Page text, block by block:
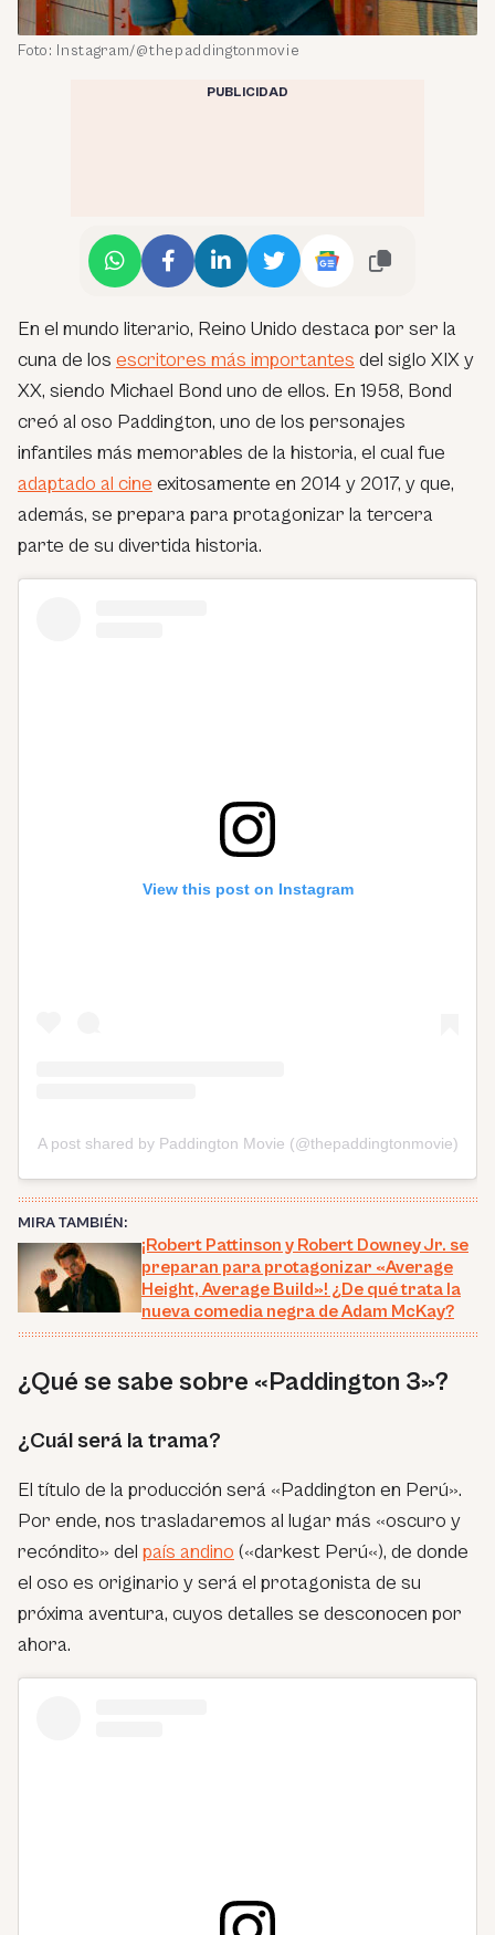
Foto: Instagram/@thepaddingtonmovie
PUBLICIDAD
En el mundo literario, Reino Unido destaca por ser la
cuna de los escritores más importantes del siglo XIX y
XX, siendo Michael Bond uno de ellos. En 1958, Bond
creó al oso Paddington, uno de los personajes
infantiles más memorables de la historia, el cual fue
adaptado al cine exitosamente en 2014 y 2017, y que,
además, se prepara para protagonizar la tercera
parte de su divertida historia.
View this post on Instagram
A post shared by Paddington Movie (@thepaddingtonmovie)
MIRA TAMBIÉN:
¡Robert Pattinson y Robert Downey Jr. se
preparan para protagonizar «Average
Height, Average Build»! ¿De qué trata la
nueva comedia negra de Adam McKay?
¿Qué se sabe sobre «Paddington 3»?
¿Cuál será la trama?
El título de la producción será «Paddington en Perú».
Por ende, nos trasladaremos al lugar más «oscuro y
recóndito» del país andino («darkest Perú«), de donde
el oso es originario y será el protagonista de su
próxima aventura, cuyos detalles se desconocen por
ahora.